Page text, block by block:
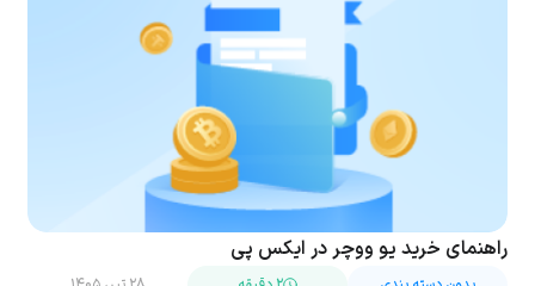
راهنمای خرید یو ووچر در ایکس پی